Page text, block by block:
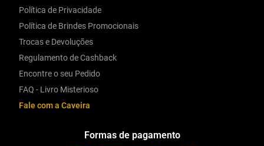
Política de Privacidade
Política de Brindes Promocionais
Trocas e Devoluções
Regulamento de Cashback
Encontre o seu Pedido
FAQ - Livro Misterioso
Fale com a Caveira
Formas de pagamento